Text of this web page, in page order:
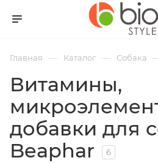
Главная — Каталог — Собака
Витамины,
добавки для
Beaphar
6